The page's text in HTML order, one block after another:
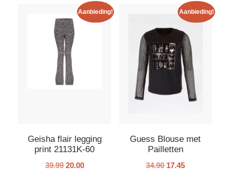
Aanbieding!
Geisha flair legging
print 21131K-60
39.99 20.00
Aanbieding!
Guess Blouse met
Pailletten
34.90 17.45